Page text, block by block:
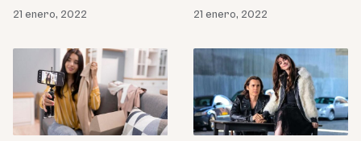
21 enero, 2022 21 enero, 2022